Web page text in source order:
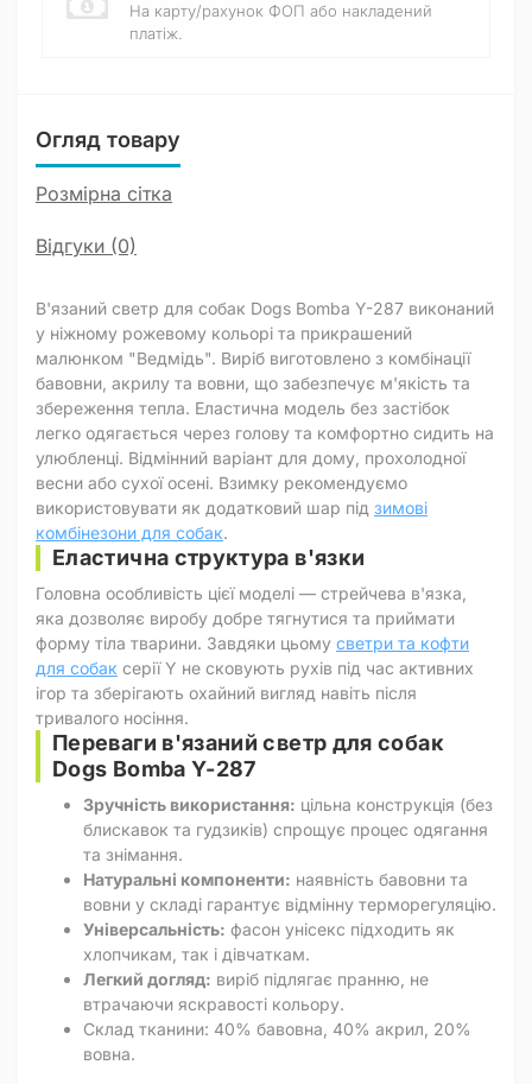
На карту/рахунок ФОП або накладений
платіж.
Огляд товару
Розмірна сітка
Відгуки (0)
В'язаний светр для собак Dogs Bomba Y-287 виконаний
у ніжному рожевому кольорі та прикрашений
малюнком "Ведмідь". Виріб виготовлено з комбінації
бавовни, акрилу та вовни, що забезпечує м'якість та
збереження тепла. Еластична модель без застібок
легко одягається через голову та комфортно сидить на
улюбленці. Відмінний варіант для дому, прохолодної
весни або сухої осені. Взимку рекомендуємо
використовувати як додатковий шар під зимові
комбінезони для собак.
Еластична структура в'язки
Головна особливість цієї моделі — стрейчева в'язка,
яка дозволяє виробу добре тягнутися та приймати
форму тіла тварини. Завдяки цьому светри та кофти
для собак серії Y не сковують рухів під час активних
ігор та зберігають охайний вигляд навіть після
тривалого носіння.
Переваги в'язаний светр для собак
Dogs Bomba Y-287
Зручність використання: цільна конструкція (без
блискавок та гудзиків) спрощує процес одягання
та знімання.
Натуральні компоненти: наявність бавовни та
вовни у складі гарантує відмінну терморегуляцію.
Універсальність: фасон унісекс підходить як
хлопчикам, так і дівчаткам.
Легкий догляд: виріб підлягає пранню, не
втрачаючи яскравості кольору.
Склад тканини: 40% бавовна, 40% акрил, 20%
вовна.